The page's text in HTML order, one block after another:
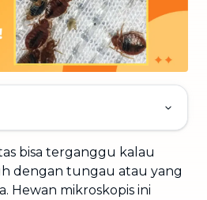
bisa terganggu kalau
dengan tungau atau yang
Hewan mikroskopis ini